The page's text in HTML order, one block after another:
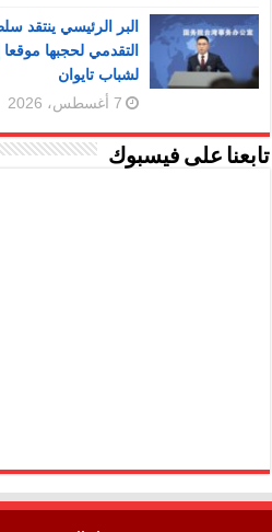
البر الرئيسي ينتقد
التقدمي لحجبها
لشباب تايوان
7 أغسطس، 2026
تابعنا على فيسبوك